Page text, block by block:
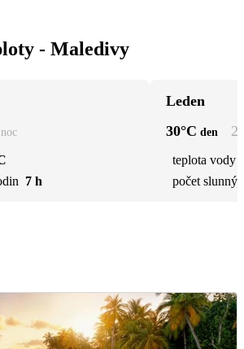
- Maledivy
noc
7 h
Leden
30°C den
teplota vody
počet